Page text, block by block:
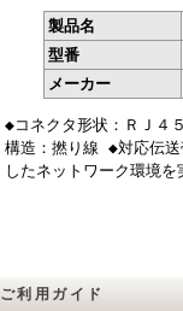
製品名
型番
メーカー
◆コネクタ形状：ＲＪ４
構造：撚り線 ◆対応伝送
したネットワーク環境
ご利用ガイド